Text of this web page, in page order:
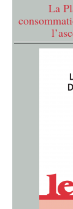
La